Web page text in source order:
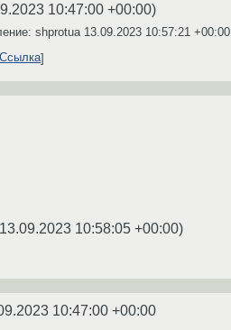
10:47:00 +00:00)
shprotua 13.09.2023 10:57:21 +00:00
Ссылка
13.09.2023 10:58:05 +00:00)
10:47:00 +00:00